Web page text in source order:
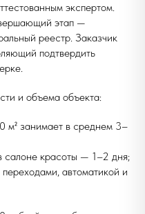
экспертом.
этап —
реестр. Заказчик
подтвердить
и объема объекта:
м² занимает в среднем 3–
салоне красоты — 1–2 дня;
автоматикой и